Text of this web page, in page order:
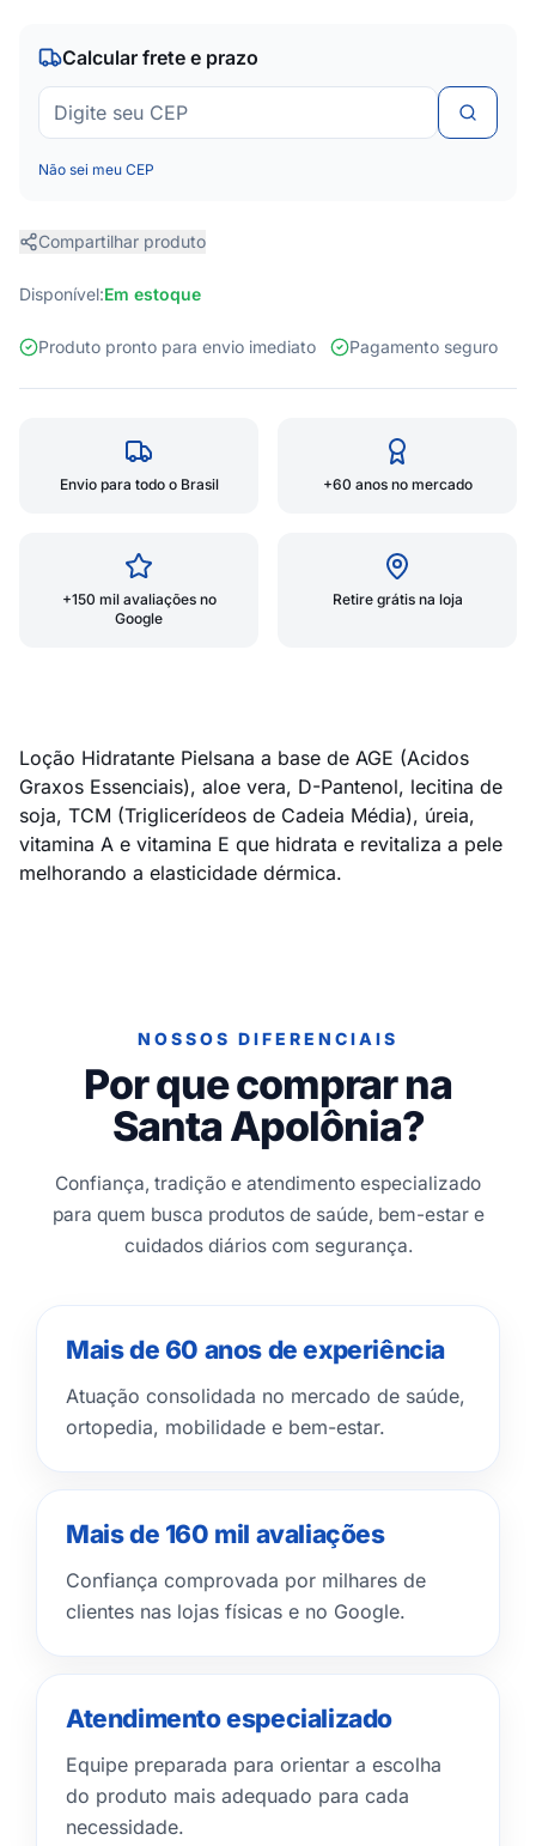
Calcular frete e prazo
Não sei meu CEP
Compartilhar produto
Disponível:Em estoque
Produto pronto para envio imediato Pagamento seguro
Envio para todo o Brasil +60 anos no mercado
+150 mil avaliações no
Google
Retire grátis na loja
Loção Hidratante Pielsana a base de AGE (Acidos
Graxos Essenciais), aloe vera, D-Pantenol, lecitina de
soja, TCM (Triglicerídeos de Cadeia Média), úreia,
vitamina A e vitamina E que hidrata e revitaliza a pele
melhorando a elasticidade dérmica.
NOSSOS DIFERENCIAIS
Por que comprar na
Santa Apolônia?
Confiança, tradição e atendimento especializado
para quem busca produtos de saúde, bem-estar e
cuidados diários com segurança.
Mais de 60 anos de experiência
Atuação consolidada no mercado de saúde,
ortopedia, mobilidade e bem-estar.
Mais de 160 mil avaliações
Confiança comprovada por milhares de
clientes nas lojas físicas e no Google.
Atendimento especializado
Equipe preparada para orientar a escolha
do produto mais adequado para cada
necessidade.